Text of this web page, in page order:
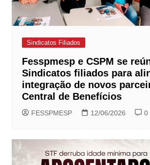
Sindicatos Filiados
Fesspmesp e CSPM se
Sindicatos filiados para
integração de novos
Central de Benefícios
FESSPMESP 12/06/2026 0